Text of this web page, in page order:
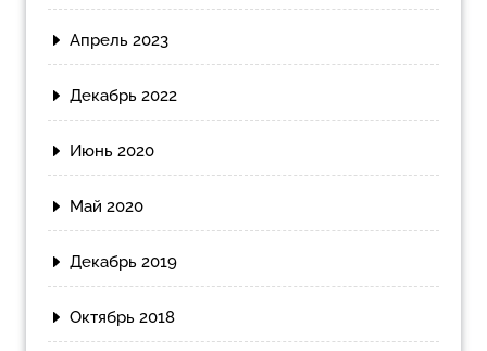
Апрель 2023
Декабрь 2022
Июнь 2020
Май 2020
Декабрь 2019
Октябрь 2018